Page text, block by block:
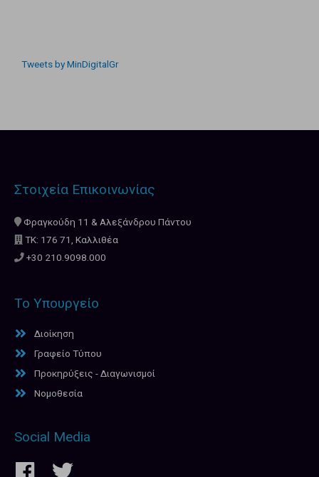
Tweets by MinDigitalGr
Στοιχεία Επικοινωνίας
Φραγκούδη 11 & Αλεξάνδρου Πάντου
ΤΚ: 176 71, Καλλιθέα
+30 210.9098.000
Το Υπουργείο
Διοίκηση
Γραφείο Τύπου
Προκηρύξεις - Διαγωνισμοί
Νομοθεσία
Social Media